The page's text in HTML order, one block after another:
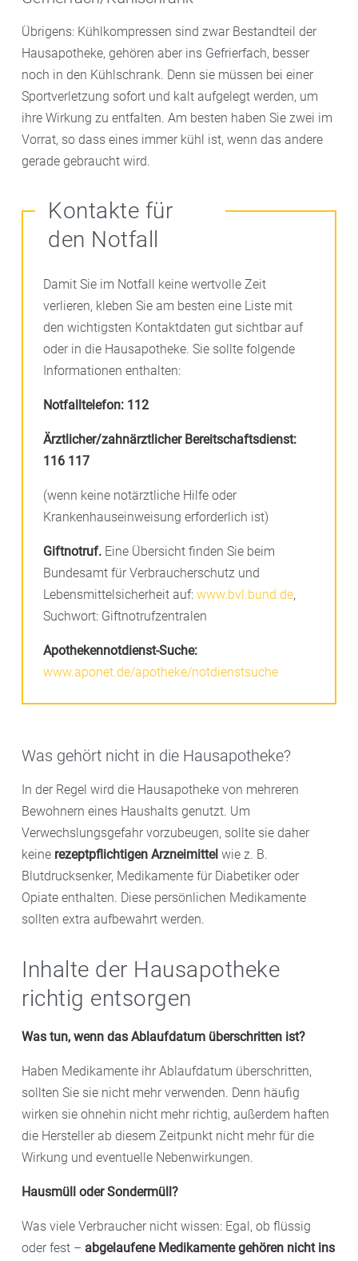
Übrigens: Kühlkompressen sind zwar Bestandteil der
Hausapotheke, gehören aber ins Gefrierfach, besser
noch in den Kühlschrank. Denn sie müssen bei einer
Sportverletzung sofort und kalt aufgelegt werden, um
ihre Wirkung zu entfalten. Am besten haben Sie zwei im
Vorrat, so dass eines immer kühl ist, wenn das andere
gerade gebraucht wird.
Kontakte für
den Notfall
Damit Sie im Notfall keine wertvolle Zeit
verlieren, kleben Sie am besten eine Liste mit
den wichtigsten Kontaktdaten gut sichtbar auf
oder in die Hausapotheke. Sie sollte folgende
Informationen enthalten:
Notfalltelefon: 112
Ärztlicher/zahnärztlicher Bereitschaftsdienst:
116 117
(wenn keine notärztliche Hilfe oder
Krankenhauseinweisung erforderlich ist)
Giftnotruf. Eine Übersicht finden Sie beim
Bundesamt für Verbraucherschutz und
Lebensmittelsicherheit auf: www.bvl.bund.de,
Suchwort: Giftnotrufzentralen
Apothekennotdienst-Suche:
www.aponet.de/apotheke/notdienstsuche
Was gehört nicht in die Hausapotheke?
In der Regel wird die Hausapotheke von mehreren
Bewohnern eines Haushalts genutzt. Um
Verwechslungsgefahr vorzubeugen, sollte sie daher
keine rezeptpflichtigen Arzneimittel wie z. B.
Blutdrucksenker, Medikamente für Diabetiker oder
Opiate enthalten. Diese persönlichen Medikamente
sollten extra aufbewahrt werden.
Inhalte der Hausapotheke
richtig entsorgen
Was tun, wenn das Ablaufdatum überschritten ist?
Haben Medikamente ihr Ablaufdatum überschritten,
sollten Sie sie nicht mehr verwenden. Denn häufig
wirken sie ohnehin nicht mehr richtig, außerdem haften
die Hersteller ab diesem Zeitpunkt nicht mehr für die
Wirkung und eventuelle Nebenwirkungen.
Hausmüll oder Sondermüll?
Was viele Verbraucher nicht wissen: Egal, ob flüssig
oder fest – abgelaufene Medikamente gehören nicht ins